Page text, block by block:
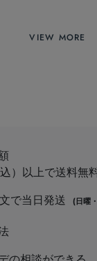
VIEW MORE
）以上で送料無
で当日発送
(日曜